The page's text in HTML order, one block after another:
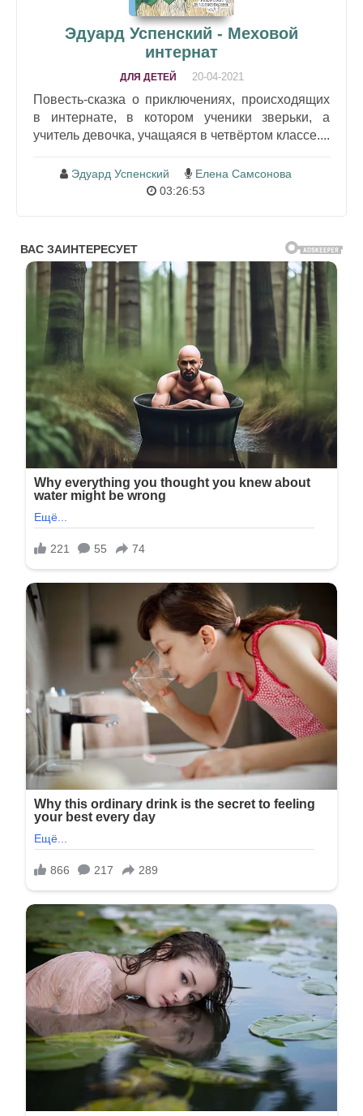
Эдуард Успенский - Меховой
интернат
ДЛЯ ДЕТЕЙ 20-04-2021
Повесть-сказка о приключениях, происходящих
в интернате, в котором ученики зверьки, а
учитель девочка, учащаяся в четвёртом классе....
Эдуард Успенский
Елена Самсонова
03:26:53